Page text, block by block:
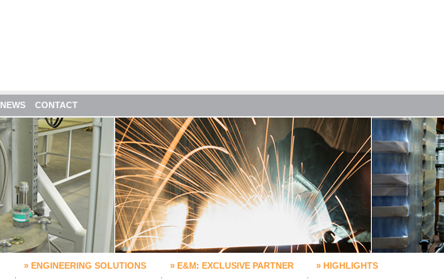
NEWS CONTACT
» ENGINEERING SOLUTIONS
» E&M: EXCLUSIVE PARTNER
» HIGHLIGHTS